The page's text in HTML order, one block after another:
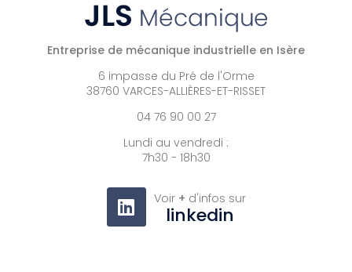
Entreprise de mécanique industrielle en Isère
6 impasse du Pré de l'Orme
38760 VARCES-ALLIÈRES-ET-RISSET
04 76 90 00 27
Lundi au vendredi :
7h30 - 18h30
Voir + d'infos sur
linkedin